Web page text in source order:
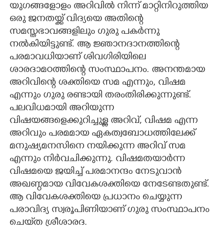
യുഗങ്ങളോളം അറിവിൽ നിന്ന് മാറ്റിനിറുത്തിയ
ഒരു ജനതയ്ക്ക് വിദ്യയെ അതിന്റെ
സമസ്തഭാവങ്ങളിലും ഗുരു പകർന്നു
നൽകിയിട്ടുണ്ട്. ആ ജ്ഞാനദാനത്തിന്റെ
പരമാവധിയാണ് ശിവഗിരിയിലെ
ശാരദാമഠത്തിന്റെ സംസ്ഥാപനം. അനന്തമായ
അറിവിന്റെ ശക്തിയെ സമ എന്നും, വിഷമ
എന്നും ഗുരു രണ്ടായി തരംതിരിക്കുന്നുണ്ട്.
പലവിധമായി അറിയുന്ന
വിഷയങ്ങളെക്കുറിച്ചുള്ള അറിവ്, വിഷമ എന്ന
അറിവും പരമമായ ഏകത്വബോധത്തിലേക്ക്
മനുഷ്യമനസിനെ നയിക്കുന്ന അറിവ് സമ
എന്നും നിർവചിക്കുന്നു. വിഷമതയാർന്ന
വിഷമയെ ജയിച്ച് പരമാനന്ദം നേടുവാൻ
അഖണ്ഠമായ വിവേകശക്തിയെ നേടേണ്ടതുണ്ട്.
ആ വിവേകശക്തിയെ പ്രധാനം ചെയ്യുന്ന
പരാവിദ്യ സ്വരൂപിണിയാണ് ഗുരു സംസ്ഥാപനം
ചെയ്‌ത ശ്രീശാരദ.